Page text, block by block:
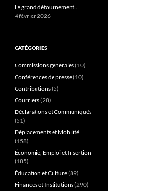
Le grand détournement…
4 février 2026
CATÉGORIES
Commissions générales(10)
Conférences de presse(10)
Contributions(5)
Courriers(28)
Déclarations et Communiqués
(51)
Déplacements et Mobilité
(158)
Économie, Emploi et Insertion
(185)
Éducation et Culture(89)
Finances et Institutions(290)